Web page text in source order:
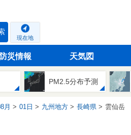
現在地
防災情報 天気図
PM2.5分布予測
月 01日 九州地方 長崎県 雲仙岳